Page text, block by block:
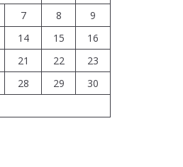
7 8
9
14 15
16
21 22
23
28 29
30